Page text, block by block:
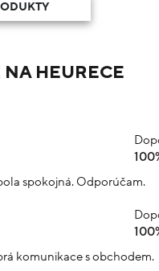
HEURECE
spokojná. Odporúčam.
komunikace s obchodem.